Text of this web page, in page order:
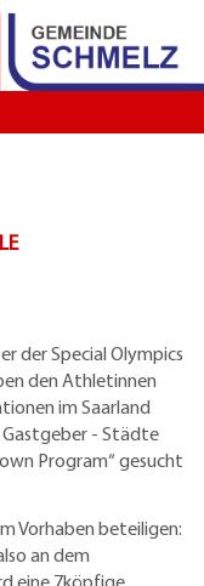
der Special Olympics
den Athletinnen
im Saarland
- Städte
Program“ gesucht
Vorhaben beteiligen:
an dem
eine 7köpfige